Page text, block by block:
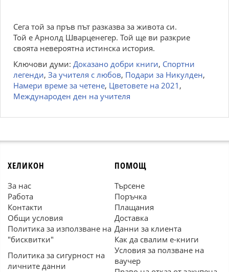
Сега той за пръв път разказва за живота си.
Той е Арнолд Шварценегер. Той ще ви разкрие
своята невероятна истинска история.
Ключови думи: Доказано добри книги, Спортни
легенди, За учителя с любов, Подари за Никулден,
Намери време за четене, Цветовете на 2021 ,
Международен ден на учителя
ХЕЛИКОН
За нас
Работа
Контакти
Общи условия
Политика за използване на
"бисквитки"
Политика за сигурност на
личните данни
ПОМОЩ
Търсене
Поръчка
Плащания
Доставка
Данни за клиента
Как да свалим е-книги
Условия за ползване на
ваучер